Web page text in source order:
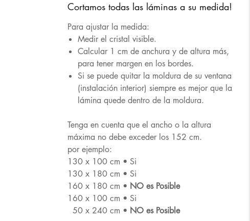
Cortamos todas las láminas a su medida!
Para ajustar la medida:
Medir el cristal visible.
Calcular 1 cm de anchura y de altura más,
para tener margen en los bordes.
Si se puede quitar la moldura de su ventana
(instalación interior) siempre es mejor que la
lámina quede dentro de la moldura.
Tenga en cuenta que el ancho o la altura
máxima no debe exceder los 152 cm.
por ejemplo:
130 x 100 cm • Si
130 x 180 cm • Si
160 x 180 cm • NO es Posible
160 x 100 cm • Si
50 x 240 cm • NO es Posible